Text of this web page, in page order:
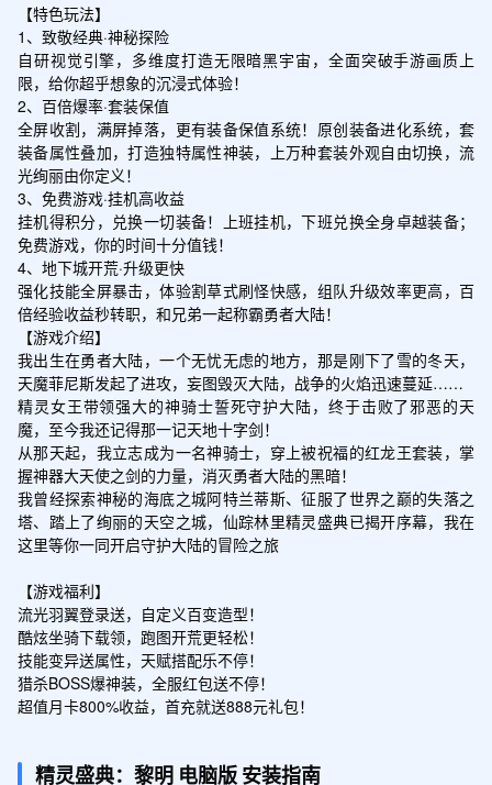
【特色玩法】
1、致敬经典·神秘探险
自研视觉引擎，多维度打造无限暗黑宇宙，全面突破手游画质上
限，给你超乎想象的沉浸式体验！
2、百倍爆率·套装保值
全屏收割，满屏掉落，更有装备保值系统！原创装备进化系统，套
装备属性叠加，打造独特属性神装，上万种套装外观自由切换，流
光绚丽由你定义！
3、免费游戏·挂机高收益
挂机得积分，兑换一切装备！上班挂机，下班兑换全身卓越装备；
免费游戏，你的时间十分值钱！
4、地下城开荒·升级更快
强化技能全屏暴击，体验割草式刷怪快感，组队升级效率更高，百
倍经验收益秒转职，和兄弟一起称霸勇者大陆！
【游戏介绍】
我出生在勇者大陆，一个无忧无虑的地方，那是刚下了雪的冬天，
天魔菲尼斯发起了进攻，妄图毁灭大陆，战争的火焰迅速蔓延……
精灵女王带领强大的神骑士誓死守护大陆，终于击败了邪恶的天
魔，至今我还记得那一记天地十字剑！
从那天起，我立志成为一名神骑士，穿上被祝福的红龙王套装，掌
握神器大天使之剑的力量，消灭勇者大陆的黑暗！
我曾经探索神秘的海底之城阿特兰蒂斯、征服了世界之巅的失落之
塔、踏上了绚丽的天空之城，仙踪林里精灵盛典已揭开序幕，我在
这里等你一同开启守护大陆的冒险之旅
【游戏福利】
流光羽翼登录送，自定义百变造型！
酷炫坐骑下载领，跑图开荒更轻松！
技能变异送属性，天赋搭配乐不停！
猎杀BOSS爆神装，全服红包送不停！
超值月卡800%收益，首充就送888元礼包！
精灵盛典：黎明 电脑版 安装指南